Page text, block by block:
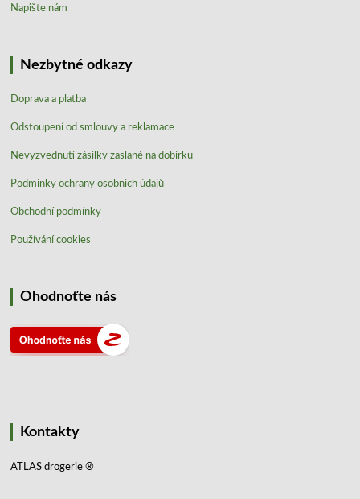
Napište nám
Nezbytné odkazy
Doprava a platba
Odstoupení od smlouvy a reklamace
Nevyzvednutí zásilky zaslané na dobírku
Podmínky ochrany osobních údajů
Obchodní podmínky
Používání cookies
Ohodnoťte nás
Kontakty
ATLAS drogerie ®